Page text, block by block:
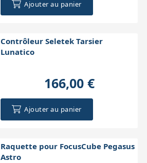
Ajouter au panier
Contrôleur Seletek Tarsier
Lunatico
166,00 €
Ajouter au panier
Raquette pour FocusCube Pegasus
Astro